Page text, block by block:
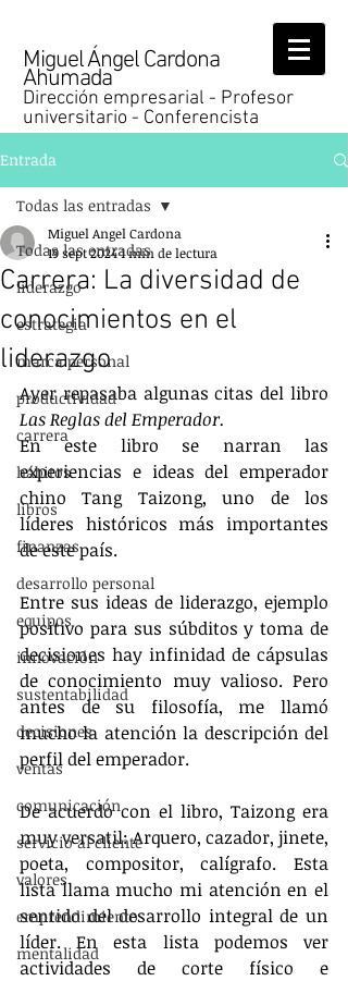
Miguel Ángel Cardona
Ahumada
Dirección empresarial - Profesor
universitario - Conferencista
Entrada
Todas las entradas
liderazgo
estrategia
marca personal
productividad
carrera
hábitos
libros
finanzas
desarrollo personal
equipos
innovación
sustentabilidad
decisiones
ventas
comunicación
servicio al cliente
valores
emprendimiento
mentalidad
Todas las entradas
Carrera: La diversidad de
conocimientos en el
liderazgo
Miguel Angel Cardona
19 sept 20241 min de lectura
Las Reglas del Emperador.
En este libro se narran las
experiencias e ideas del emperador
chino Tang Taizong, uno de los
líderes históricos más importantes
de este país.
Entre sus ideas de liderazgo, ejemplo
positivo para sus súbditos y toma de
decisiones hay infinidad de cápsulas
de conocimiento muy valioso. Pero
antes de su filosofía, me llamó
mucho la atención la descripción del
perfil del emperador.
De acuerdo con el libro, Taizong era
muy versatil: Arquero, cazador, jinete,
poeta, compositor, calígrafo. Esta
lista llama mucho mi atención en el
sentido del desarrollo integral de un
líder. En esta lista podemos ver
actividades de corte físico e